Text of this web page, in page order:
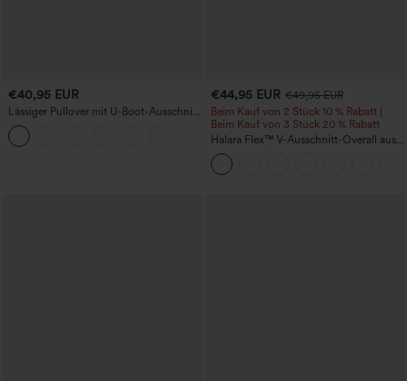
€40,95 EUR
Lässiger Pullover mit U-Boot-Ausschnitt
und Fledermausärmeln.
+1
€44,95 EUR €49,95 EUR
Beim Kauf von 2 Stück 10 % Rabatt |
Beim Kauf von 3 Stück 20 % Rabatt
Halara Flex™ V-Ausschnitt-Overall aus
gewaschenem Denim mit Taschen –
lässig